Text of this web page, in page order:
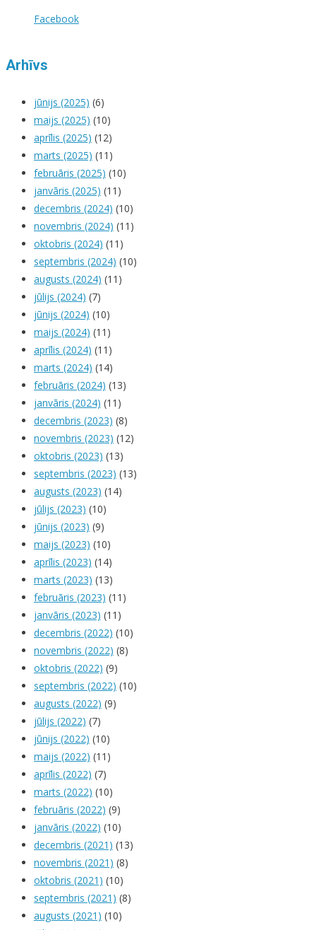
Facebook
Arhīvs
jūnijs (2025) (6)
maijs (2025) (10)
aprīlis (2025) (12)
marts (2025) (11)
februāris (2025) (10)
janvāris (2025) (11)
decembris (2024) (10)
novembris (2024) (11)
oktobris (2024) (11)
septembris (2024) (10)
augusts (2024) (11)
jūlijs (2024) (7)
jūnijs (2024) (10)
maijs (2024) (11)
aprīlis (2024) (11)
marts (2024) (14)
februāris (2024) (13)
janvāris (2024) (11)
decembris (2023) (8)
novembris (2023) (12)
oktobris (2023) (13)
septembris (2023) (13)
augusts (2023) (14)
jūlijs (2023) (10)
jūnijs (2023) (9)
maijs (2023) (10)
aprīlis (2023) (14)
marts (2023) (13)
februāris (2023) (11)
janvāris (2023) (11)
decembris (2022) (10)
novembris (2022) (8)
oktobris (2022) (9)
septembris (2022) (10)
augusts (2022) (9)
jūlijs (2022) (7)
jūnijs (2022) (10)
maijs (2022) (11)
aprīlis (2022) (7)
marts (2022) (10)
februāris (2022) (9)
janvāris (2022) (10)
decembris (2021) (13)
novembris (2021) (8)
oktobris (2021) (10)
septembris (2021) (8)
augusts (2021) (10)